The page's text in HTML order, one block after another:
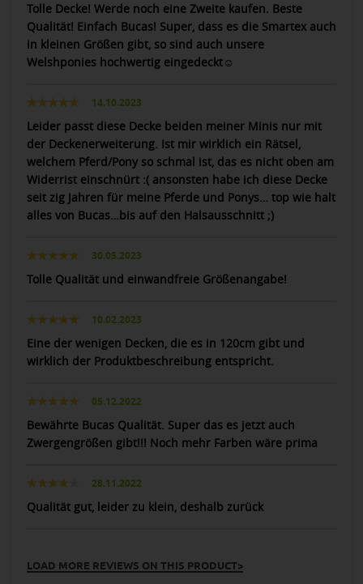
Tolle Decke! Werde noch eine Zweite kaufen. Beste
Qualität! Einfach Bucas! Super, dass es die Smartex auch
in kleinen Größen gibt, so sind auch unsere
Welshponies hochwertig eingedeckt☺️
14.10.2023
Leider passt diese Decke beiden meiner Minis nur mit
der Deckenerweiterung. Ist mir wirklich ein Rätsel,
welchem Pferd/Pony so schmal ist, das es nicht oben am
Widerrist einschnürt :( ansonsten habe ich diese Decke
seit zig Jahren für meine Pferde und Ponys… top wie halt
alles von Bucas…bis auf den Halsausschnitt ;)
30.05.2023
Tolle Qualität und einwandfreie Größenangabe!
10.02.2023
Eine der wenigen Decken, die es in 120cm gibt und
wirklich der Produktbeschreibung entspricht.
05.12.2022
Bewährte Bucas Qualität. Super das es jetzt auch
Zwergengrößen gibt!!! Noch mehr Farben wäre prima
28.11.2022
Qualität gut, leider zu klein, deshalb zurück
LOAD MORE REVIEWS ON THIS PRODUCT>